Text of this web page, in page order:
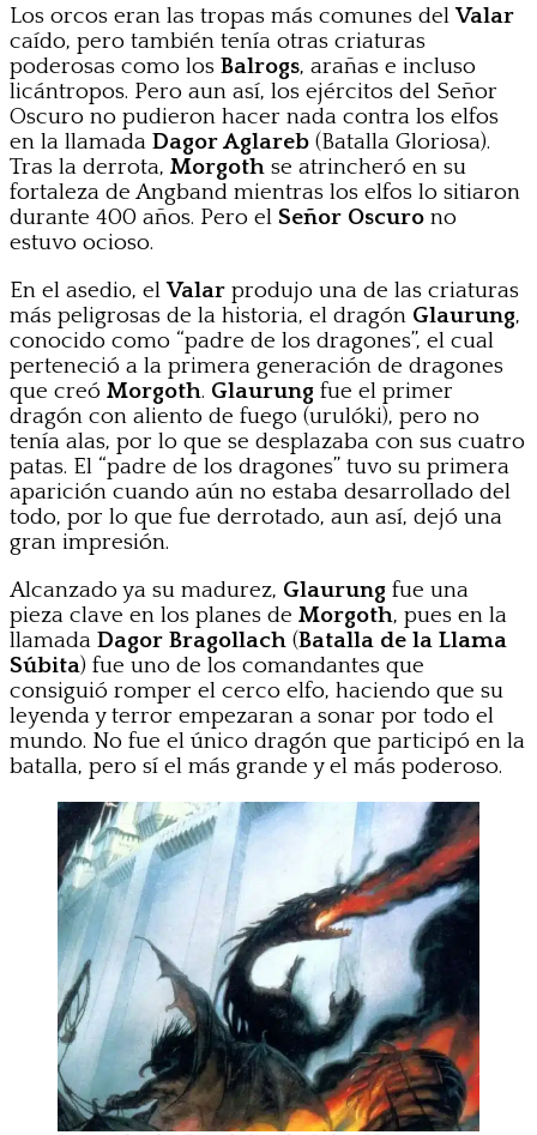
Los orcos eran las tropas más comunes delValar
caído, pero también tenía otras criaturas
poderosas como los Balrogs, arañas e incluso
licántropos. Pero aun así, los ejércitos del Señor
Oscuro no pudieron hacer nada contra los elfos
en la llamada Dagor Aglareb (Batalla Gloriosa).
Tras la derrota, Morgoth se atrincheró en su
fortaleza de Angband mientras los elfos lo sitiaron
durante 400 años. Pero el Señor Oscuro no
estuvo ocioso.
En el asedio, elValar produjo una de las criaturas
más peligrosas de la historia, el dragón Glaurung,
conocido como “padre de los dragones”, el cual
perteneció a la primera generación de dragones
que creó Morgoth. Glaurung fue el primer
dragón con aliento de fuego (urulóki), pero no
tenía alas, por lo que se desplazaba con sus cuatro
patas. El “padre de los dragones” tuvo su primera
aparición cuando aún no estaba desarrollado del
todo, por lo que fue derrotado, aun así, dejó una
gran impresión.
Alcanzado ya su madurez, Glaurung fue una
pieza clave en los planes de Morgoth, pues en la
llamada Dagor Bragollach (Batalla de la Llama
Súbita) fue uno de los comandantes que
consiguió romper el cerco elfo, haciendo que su
leyenda y terror empezaran a sonar por todo el
mundo. No fue el único dragón que participó en la
batalla, pero sí el más grande y el más poderoso.